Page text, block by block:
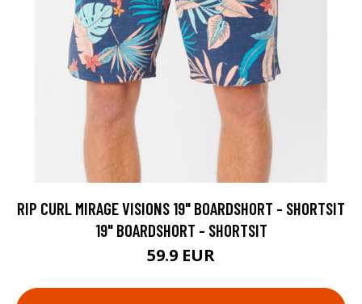
RIP CURL MIRAGE VISIONS 19" BOARDSHORT - SHORTSIT
19" BOARDSHORT - SHORTSIT
59.9 EUR